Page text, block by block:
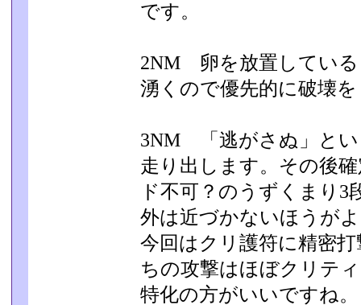
です。
2NM 卵を放置してい
湧くので優先的に破壊を
3NM 「逃がさぬ」と
走り出します。その後
ド不可？のうずくまり3
外は近づかないほうが
今回はクリ護符に精密
ちの攻撃はほぼクリテ
特化の方がいいですね。